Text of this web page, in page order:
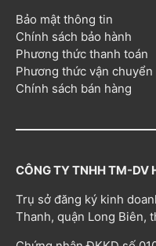
Bảo mật thông tin
Chính sách bảo hành
Phương thức thanh toán
Phương thức vận chuyển
Chính sách bán hàng
CÔNG TY TNHH TM-DV
Trụ sở đăng ký kinh
Thanh, quận Long Biên,